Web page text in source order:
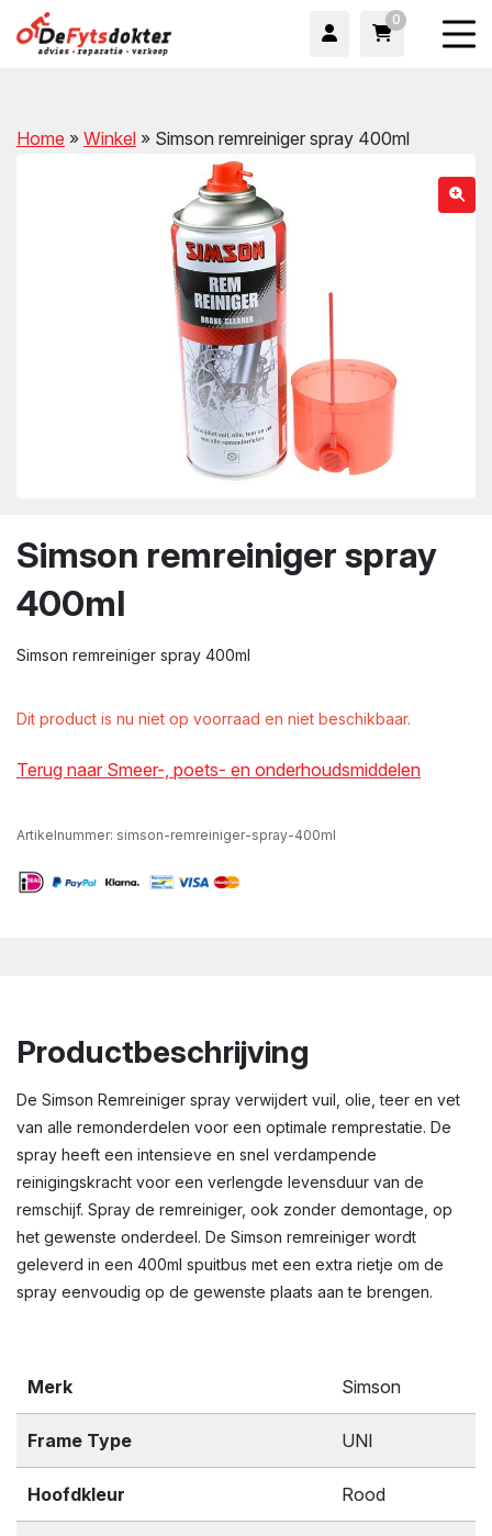
0
Home » Winkel » Simson remreiniger spray 400ml
Simson remreiniger spray
400ml
Simson remreiniger spray 400ml
Dit product is nu niet op voorraad en niet beschikbaar.
Terug naar Smeer-, poets- en onderhoudsmiddelen
Artikelnummer: simson-remreiniger-spray-400ml
Productbeschrijving
De Simson Remreiniger spray verwijdert vuil, olie, teer en vet
van alle remonderdelen voor een optimale remprestatie. De
spray heeft een intensieve en snel verdampende
reinigingskracht voor een verlengde levensduur van de
remschijf. Spray de remreiniger, ook zonder demontage, op
het gewenste onderdeel. De Simson remreiniger wordt
geleverd in een 400ml spuitbus met een extra rietje om de
spray eenvoudig op de gewenste plaats aan te brengen.
Merk Simson
Frame Type UNI
Hoofdkleur Rood